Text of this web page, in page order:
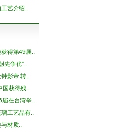
艺介绍..
得第49届..
先争优”..
影帝 转..
国获得残..
届在台湾举..
工艺品有..
材质..